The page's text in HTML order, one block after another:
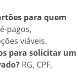
para quem
pagos,
viáveis.
para solicitar um
RG, CPF,